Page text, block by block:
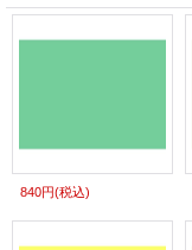
840円(税込)